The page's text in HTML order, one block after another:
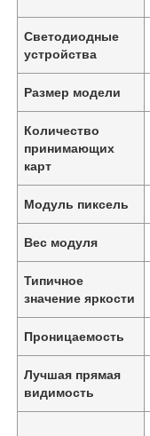
Светодиодные
устройства
Размер модели
Количество
принимающих
карт
Модуль пиксель
Вес модуля
Типичное
значение яркости
Проницаемость
Лучшая прямая
видимость